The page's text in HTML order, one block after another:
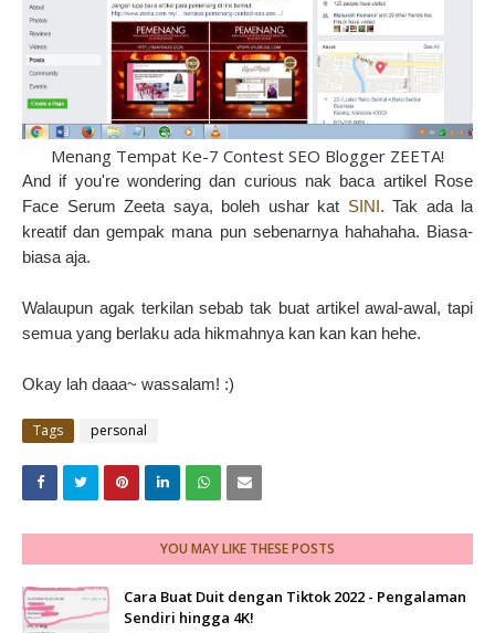
Menang Tempat Ke-7 Contest SEO Blogger ZEETA!
And if you're wondering dan curious nak baca artikel Rose
Face Serum Zeeta saya, boleh ushar kat SINI. Tak ada la
kreatif dan gempak mana pun sebenarnya hahahaha. Biasa-
biasa aja.
Walaupun agak terkilan sebab tak buat artikel awal-awal, tapi
semua yang berlaku ada hikmahnya kan kan kan hehe.
Okay lah daaa~ wassalam! :)
Tags personal
YOU MAY LIKE THESE POSTS
Cara Buat Duit dengan Tiktok 2022 - Pengalaman
Sendiri hingga 4K!